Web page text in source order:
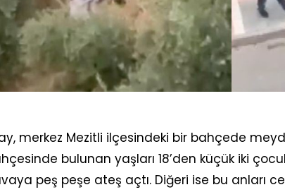
merkez Mezitli ilçesindeki bir bahçede
bulunan yaşları 18’den küçük iki
peş peşe ateş açtı. Diğeri ise bu anları